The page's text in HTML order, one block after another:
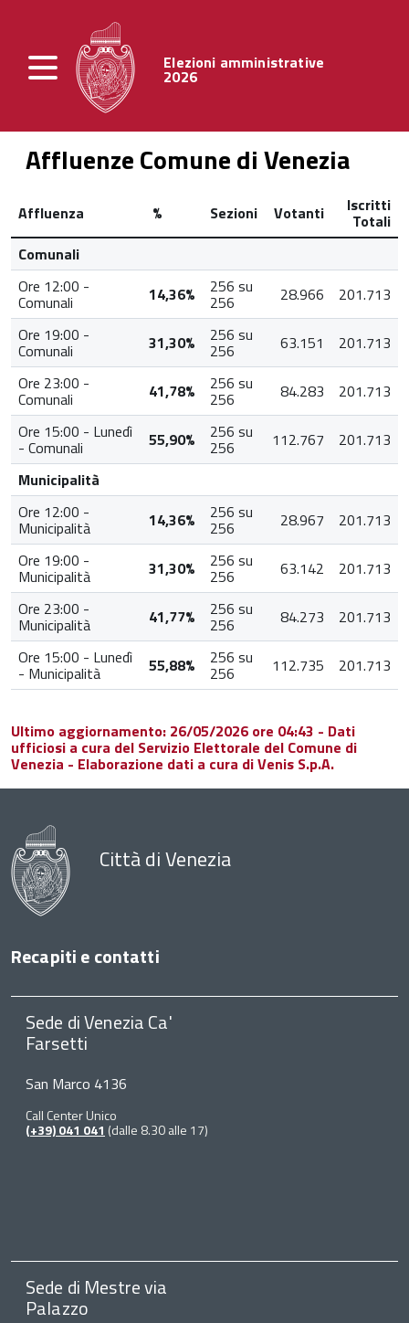
Elezioni amministrative
2026
Affluenze Comune di Venezia
Affluenza % Sezioni Votanti Iscritti
Totali
Comunali
Ore 12:00 -
Comunali 14,36% 256 su
256 28.966
201.713
Ore 19:00 -
Comunali 31,30% 256 su
256 63.151
201.713
Ore 23:00 -
Comunali 41,78% 256 su
256 84.283
201.713
Ore 15:00 - Lunedì
- Comunali 55,90% 256 su
256 112.767
201.713
Municipalità
Ore 12:00 -
Municipalità 14,36% 256 su
256 28.967
201.713
Ore 19:00 -
Municipalità 31,30% 256 su
256 63.142
201.713
Ore 23:00 -
Municipalità 41,77% 256 su
256 84.273
201.713
Ore 15:00 - Lunedì
- Municipalità 55,88% 256 su
256 112.735 201.713
Ultimo aggiornamento: 26/05/2026 ore 04:43 - Dati
ufficiosi a cura del Servizio Elettorale del Comune di
Venezia - Elaborazione dati a cura di Venis S.p.A.
Città di Venezia
Recapiti e contatti
Sede di Venezia Ca'
Farsetti
San Marco 4136
Call Center Unico
(+39) 041 041 (dalle 8.30 alle 17)
Sede di Mestre via
Palazzo